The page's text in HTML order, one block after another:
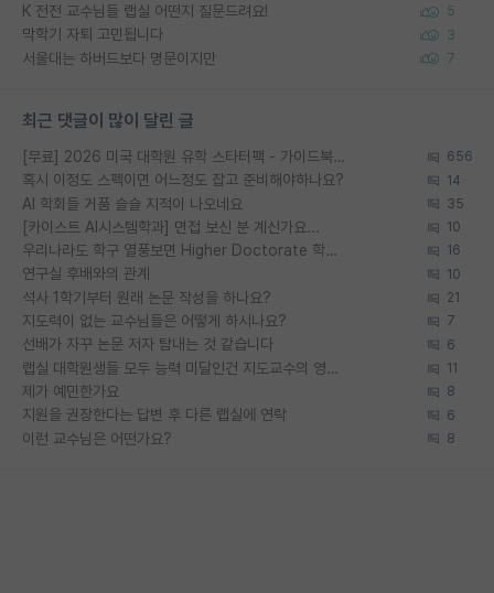
K 전전 교수님들 랩실 어떤지 질문드려요! 5
막학기 자퇴 고민됩니다 3
서울대는 하버드보다 명문이지만 7
최근 댓글이 많이 달린 글
[무료] 2026 미국 대학원 유학 스타터팩 - 가이드북 & 합격자 컨택메일 템플릿 656
혹시 이정도 스펙이면 어느정도 잡고 준비해야하나요? 14
AI 학회들 거품 슬슬 지적이 나오네요 35
[카이스트 AI시스템학과] 면접 보신 분 계신가요... 10
우리나라도 학구 열풍보면 Higher Doctorate 학위가 필요하다고 봅니다. 16
연구실 후배와의 관계 10
석사 1학기부터 원래 논문 작성을 하나요? 21
지도력이 없는 교수님들은 어떻게 하시나요? 7
선배가 자꾸 논문 저자 탐내는 것 같습니다 6
랩실 대학원생들 모두 능력 미달인건 지도교수의 영향 아닌가? 11
제가 예민한가요 8
지원을 권장한다는 답변 후 다른 랩실에 연락 6
이런 교수님은 어떤가요? 8